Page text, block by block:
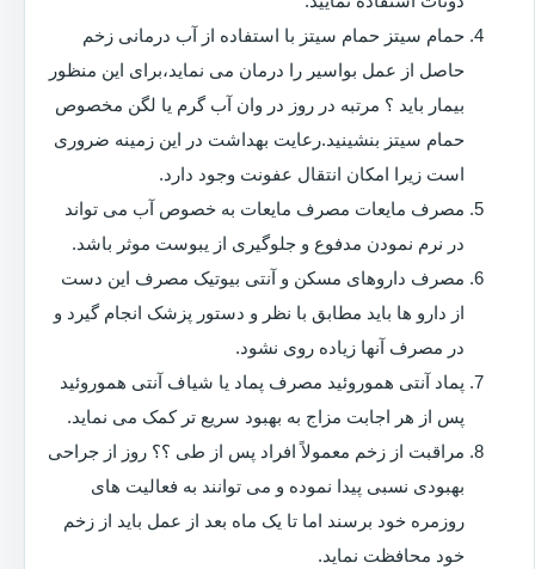
حمام سیتز حمام سیتز با استفاده از آب درمانی زخم
حاصل از عمل بواسیر را درمان می نماید،برای این منظور
بیمار باید ؟ مرتبه در روز در وان آب گرم یا لگن مخصوص
حمام سیتز بنشینید.رعایت بهداشت در این زمینه ضروری
است زیرا امکان انتقال عفونت وجود دارد.
مصرف مایعات مصرف مایعات به خصوص آب می تواند
در نرم نمودن مدفوع و جلوگیری از یبوست موثر باشد.
مصرف داروهای مسکن و آنتی بیوتیک مصرف این دست
از دارو ها باید مطابق با نظر و دستور پزشک انجام گیرد و
در مصرف آنها زیاده روی نشود.
پماد آنتی هموروئید مصرف پماد یا شیاف آنتی هموروئید
پس از هر اجابت مزاج به بهبود سریع تر کمک می نماید.
مراقبت از زخم معمولاً افراد پس از طی ؟؟ روز از جراحی
بهبودی نسبی پیدا نموده و می توانند به فعالیت های
روزمره خود برسند اما تا یک ماه بعد از عمل باید از زخم
خود محافظت نماید.